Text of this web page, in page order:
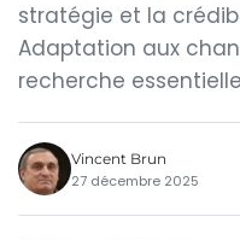
stratégie et la
Adaptation aux
recherche
Vincent Brun
27 décembre 2025